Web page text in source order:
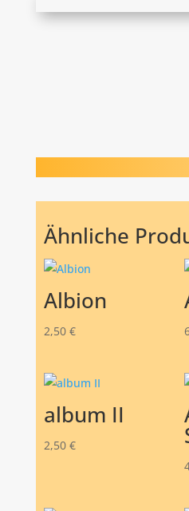
Ähnliche
Albion
2,50 €
album II
2,50 €